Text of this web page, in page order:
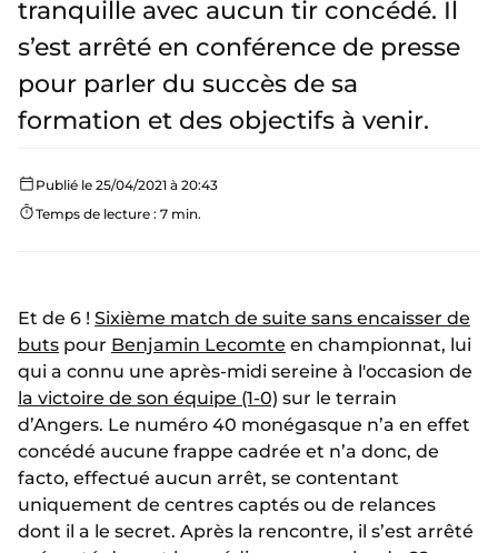
tranquille avec aucun tir concédé. Il
s’est arrêté en conférence de presse
pour parler du succès de sa
formation et des objectifs à venir.
Publié le 25/04/2021 à 20:43
Temps de lecture : 7 min.
Et de 6 ! Sixième match de suite sans encaisser de
buts pour Benjamin Lecomte en championnat, lui
qui a connu une après-midi sereine à l'occasion de
la victoire de son équipe (1-0) sur le terrain
d’Angers. Le numéro 40 monégasque n’a en effet
concédé aucune frappe cadrée et n’a donc, de
facto, effectué aucun arrêt, se contentant
uniquement de centres captés ou de relances
dont il a le secret. Après la rencontre, il s’est arrêté